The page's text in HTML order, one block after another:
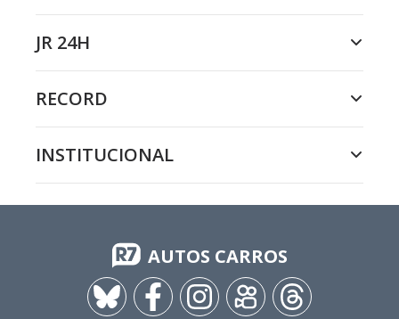
JR 24H
RECORD
INSTITUCIONAL
AUTOS CARROS